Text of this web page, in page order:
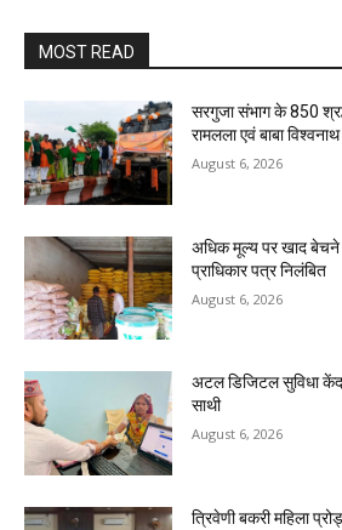
MOST READ
सरगुजा संभाग के 850
रामलला एवं बाबा
August 6, 2026
अधिक मूल्य पर खाद बेचने
प्राधिकार पत्र निलंबित
August 6, 2026
अटल डिजिटल सुविधा
साथी
August 6, 2026
त्रिवेणी बकरी महिला